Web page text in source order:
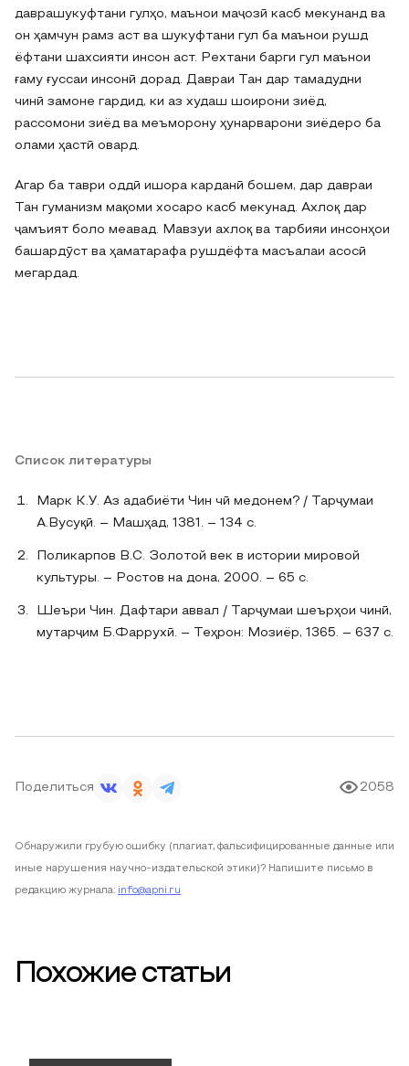
даврашукуфтани гулҳо, маънои маҷозӣ касб мекунанд ва
он ҳамчун рамз аст ва шукуфтани гул ба маънои рушд
ёфтани шахсияти инсон аст. Рехтани барги гул маънои
ғаму ғуссаи инсонӣ дорад. Давраи Тан дар тамадудни
чинӣ замоне гардид, ки аз худаш шоирони зиёд,
рассомони зиёд ва меъморону ҳунарварони зиёдеро ба
олами ҳастӣ овард.
Агар ба таври оддӣ ишора карданӣ бошем, дар давраи
Тан гуманизм мақоми хосаро касб мекунад. Ахлоқ дар
ҷамъият боло меавад. Мавзуи ахлоқ ва тарбияи инсонҳои
башардӯст ва ҳаматарафа рушдёфта масъалаи асосӣ
мегардад.
Список литературы
Марк К.У. Аз адабиёти Чин чӣ медонем? / Тарҷумаи
А.Вусуқӣ. – Машҳад, 1381. – 134 с.
Поликарпов В.С. Золотой век в истории мировой
культуры. – Ростов на дона, 2000. – 65 с.
Шеъри Чин. Дафтари аввал / Тарҷумаи шеърҳои чинӣ,
мутарҷим Б.Фаррухӣ. – Теҳрон: Мозиёр, 1365. – 637 с.
Поделиться 2058
Обнаружили грубую ошибку (плагиат, фальсифицированные данные или
иные нарушения научно-издательской этики)? Напишите письмо в
редакцию журнала: info@apni.ru
Похожие статьи